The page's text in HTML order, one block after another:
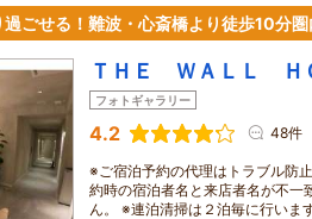
ごせる！難波・心斎橋より徒歩10分
ＴＨＥ ＷＡＬＬ Ｈ
フォトギャラリー
4.2 48件
※ご宿泊予約の代理はトラブル
約時の宿泊者名と来店者名が不一
ん。 ※連泊清掃は２泊毎に行いま